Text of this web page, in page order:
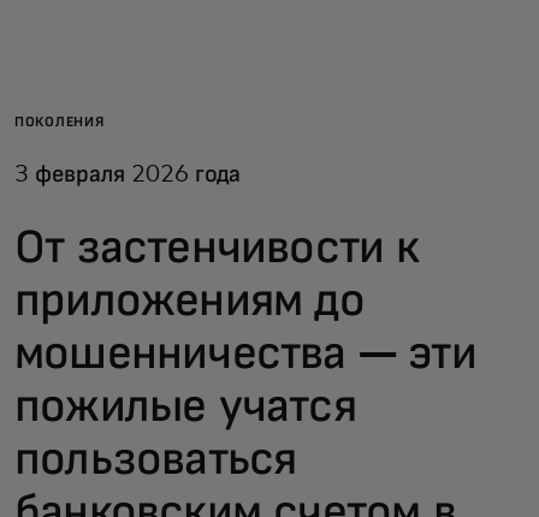
Для бизнеса
Новости и тренды
ПОКОЛЕНИЯ
3 февраля 2026 года
От застенчивости к
приложениям до
мошенничества — эти
пожилые учатся
пользоваться